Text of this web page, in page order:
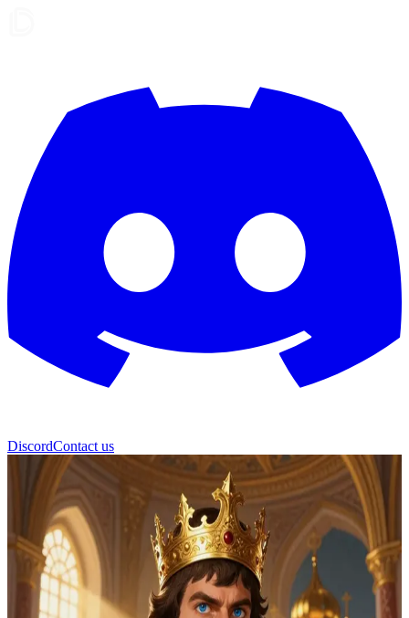
DiscordContact us